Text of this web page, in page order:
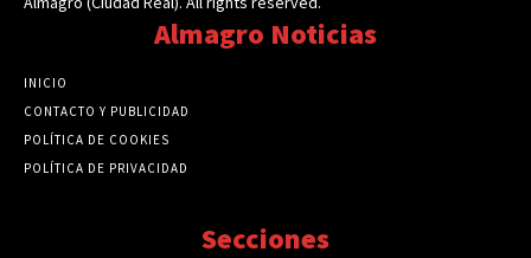
Almagro Noticias
INICIO
CONTACTO Y PUBLICIDAD
POLÍTICA DE COOKIES
POLÍTICA DE PRIVACIDAD
Secciones